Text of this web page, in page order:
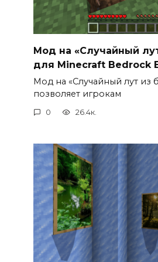
Мод на «Случайный
для Minecraft Bedrock
Мод на «Случайный лут из
позволяет игрокам
0 26.4к.